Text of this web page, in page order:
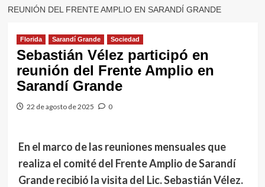
REUNIÓN DEL FRENTE AMPLIO EN SARANDÍ GRANDE
Florida Sarandí Grande Sociedad
Sebastián Vélez participó en
reunión del Frente Amplio en
Sarandí Grande
22 de agosto de 2025 0
En el marco de las reuniones mensuales que
realiza el comité del Frente Amplio de Sarandí
Grande recibió la visita del Lic. Sebastián Vélez.